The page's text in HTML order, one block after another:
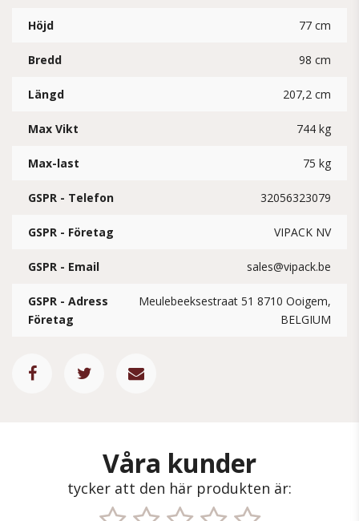
Höjd 77 cm
Bredd 98 cm
Längd 207,2 cm
Max Vikt 744 kg
Max-last 75 kg
GSPR - Telefon 32056323079
GSPR - Företag VIPACK NV
GSPR - Email sales@vipack.be
GSPR - Adress
Företag
Meulebeeksestraat 51 8710 Ooigem,
BELGIUM
Våra kunder
tycker att den här produkten är: